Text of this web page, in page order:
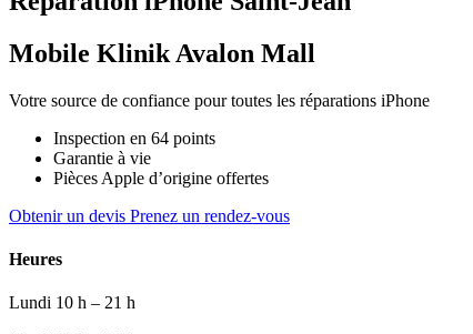
Mobile Klinik Avalon Mall
Votre source de confiance pour toutes les réparations iPhone
Inspection en 64 points
Garantie à vie
Pièces Apple d’origine offertes
Obtenir un devis Prenez un rendez-vous
Heures
Lundi 10 h – 21 h